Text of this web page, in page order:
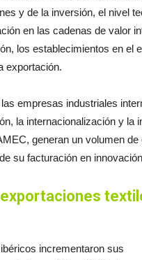
y de la inversión, el nivel
en las cadenas de valor
los establecimientos en el
exportación.
empresas industriales
la internacionalización y
generan un volumen
su facturación en
incrementaron sus